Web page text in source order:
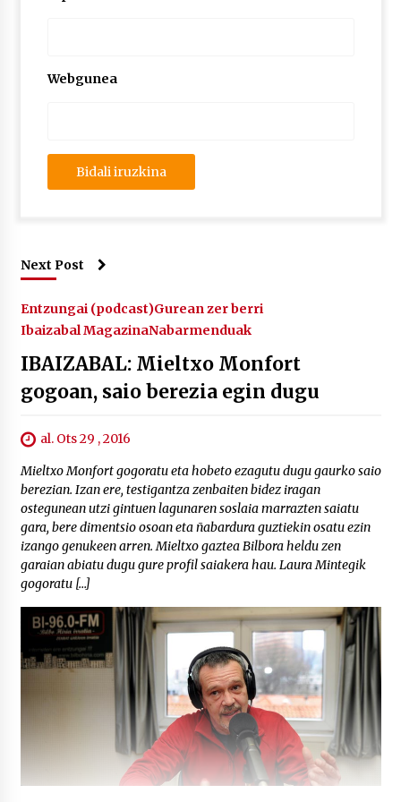
Webgunea
Next Post
Entzungai (podcast)Gurean zer berri
Ibaizabal MagazinaNabarmenduak
IBAIZABAL: Mieltxo Monfort
gogoan, saio berezia egin dugu
al. Ots 29 , 2016
Mieltxo Monfort gogoratu eta hobeto ezagutu dugu gaurko saio
berezian. Izan ere, testigantza zenbaiten bidez iragan
ostegunean utzi gintuen lagunaren soslaia marrazten saiatu
gara, bere dimentsio osoan eta ñabardura guztiekin osatu ezin
izango genukeen arren. Mieltxo gaztea Bilbora heldu zen
garaian abiatu dugu gure profil saiakera hau. Laura Mintegik
gogoratu […]